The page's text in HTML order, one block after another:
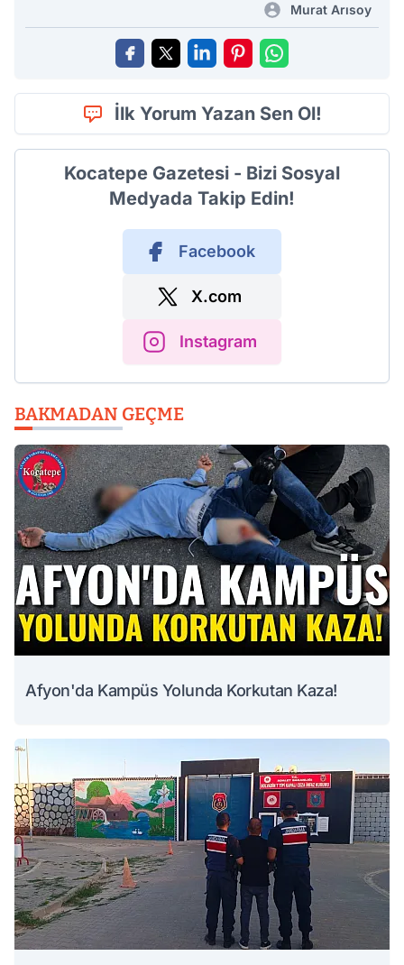
Murat Arısoy
İlk Yorum Yazan Sen Ol!
Kocatepe Gazetesi - Bizi Sosyal
Medyada Takip Edin!
Facebook
X.com
Instagram
BAKMADAN GEÇME
Afyon'da Kampüs Yolunda Korkutan Kaza!